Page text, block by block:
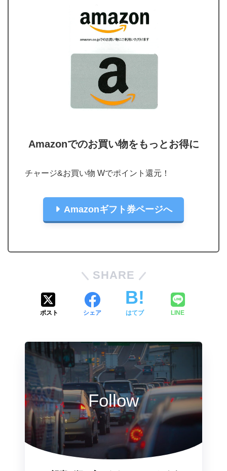
Amazonでのお買い物をもっとお得に
チャージ&お買い物 Wでポイント還元！
Amazonギフト券ページへ
SHARE
ポスト シェア はてブ LINE
Follow